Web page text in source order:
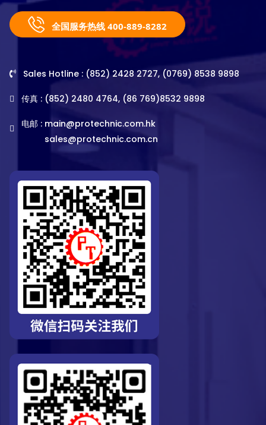
全国服务热线 400-889-8282
Sales Hotline : (852) 2428 2727, (0769) 8538 9898
传真 : (852) 2480 4764, (86 769)8532 9898
电邮 : main@protechnic.com.hk
sales@protechnic.com.cn